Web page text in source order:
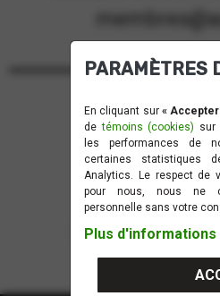
Recevez
SUIVEZ-NOUS!
PARAMÈTRES
En cliquant sur « Accepter
detémoins (cookies) sur
les performances de
certaines statistiques
Analytics. Le respect de
pour nous, nous ne
personnelle sans votre
Plus d'informations